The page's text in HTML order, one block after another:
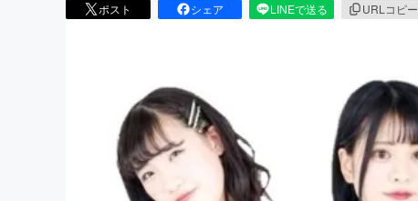
ポスト シェア LINEで送る URLコピー